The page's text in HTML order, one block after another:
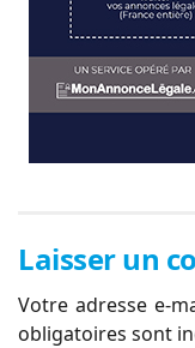
Laisser un
Votre adresse e-
obligatoires sont